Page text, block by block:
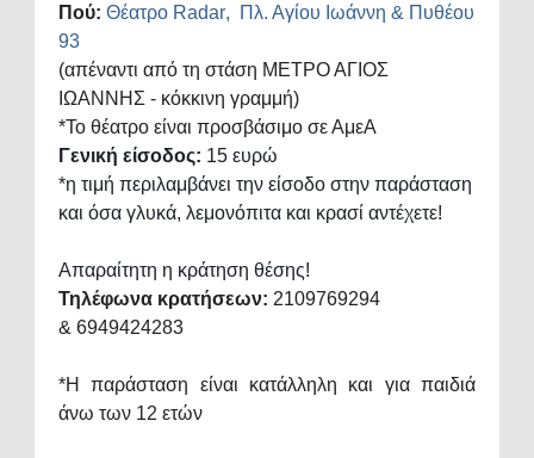
Πού: Θέατρο Radar,
Πλ. Αγίου Ιωάννη & Πυθέου
93
(απέναντι από τη στάση ΜΕΤΡΟ ΑΓΙΟΣ
ΙΩΑΝΝΗΣ - κόκκινη γραμμή)
*To θέατρο είναι προσβάσιμο σε ΑμεΑ
Γενική είσοδος: 15 ευρώ
*η τιμή περιλαμβάνει την είσοδο στην παράσταση
και όσα γλυκά, λεμονόπιτα και κρασί αντέχετε!
Απαραίτητη η κράτηση θέσης!
Τηλέφωνα κρατήσεων: 2109769294
& 6949424283
*Hπαράσταση είναι κατάλληλη και για παιδιά
άνω των 12 ετών